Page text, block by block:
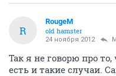
R
RougeM
old hamster
24 ноября 2012
Так я не говорю про
есть и такие случаи.